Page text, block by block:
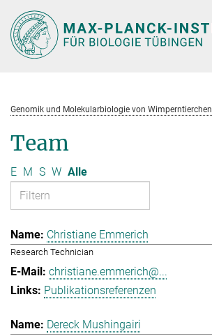
Hauptinhalt
Genomik und Molekularbiologie von Wimperntierchen
Team
E M S W Alle
Christiane Emmerich
Research Technician
christiane.emmerich@...
Publikationsreferenzen
Dereck Mushingairi